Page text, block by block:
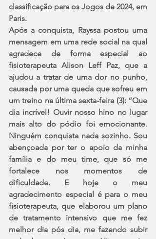
classificação para os Jogos de 2024, em
Paris.
Após a conquista, Rayssa postou uma
mensagem em uma rede social na qual
agradece de forma especial ao
fisioterapeuta Alison Leff Paz, que a
ajudou a tratar de uma dor no punho,
causada por uma queda que sofreu em
um treino na última sexta-feira (3): “Que
dia incrível! Ouvir nosso hino no lugar
mais alto do pódio foi emocionante.
Ninguém conquista nada sozinho. Sou
abençoada por ter o apoio da minha
família e do meu time, que só me
fortalece nos momentos de
dificuldade. E hoje o meu
agradecimento especial é para o meu
fisioterapeuta, que elaborou um plano
de tratamento intensivo que me fez
melhor dia pós dia, me fazendo subir